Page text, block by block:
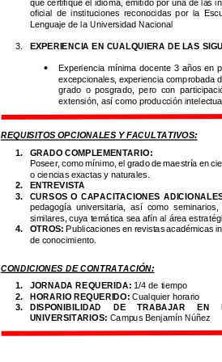
oficial de  instituciones  reconocidas  por  la
Lenguaje de la Universidad Nacional
excepcionales, experiencia comprobada de
grado  o  posgrado,  pero  con
extensión, así como producción intelectual
1.
GRADO COMPLEMENTARIO:
Poseer, como mínimo, el grado de
o ciencias exactas y naturales.
ENTREVISTA
3.
CURSOS  O CAPACITACIONES  ADICIONALES  A
pedagogía  universitaria,  así  como  seminarios,
similares, cuya temática sea afín al área
OTROS: Publicaciones en revistas académicas
de conocimiento.
1.
JORNADA REQUERIDA: 1/4 de tiempo
3.
DISPONIBILIDAD     DE     TRABAJAR     EN
UNIVERSITARIOS: Campus Benjamín Núñez
que certifique el idioma, emitido por una de las
oficial
de  instituciones  reconocidas  por  la
Lenguaje de la Universidad Nacional
3. EXPERIENCIA EN CUALQUIERA DE LAS
•
Experiencia  mínima docente 3  años en
excepcionales, experiencia comprobada
grado  o  posgrado,  pero  con
extensión, así como producción
REQUISITOS OPCIONALES Y FACULTATIVOS:
1.
GRADO COMPLEMENTARIO:
Poseer, como mínimo, el grado de maestría en
o ciencias exactas y naturales.
2.
ENTREVISTA
3.
CURSOS  O CAPACITACIONES
pedagogía  universitaria,  así  como
similares, cuya temática sea afín al área
4.
OTROS: Publicaciones en revistas académicas
de conocimiento.
CONDICIONES DE CONTRATACIÓN:
1.
JORNADA REQUERIDA: 1/4 de tiempo
2.
HORARIO REQUERIDO: Cualquier horario
3.
DISPONIBILIDAD     DE     TRABAJAR     EN
UNIVERSITARIOS: Campus Benjamín Núñez